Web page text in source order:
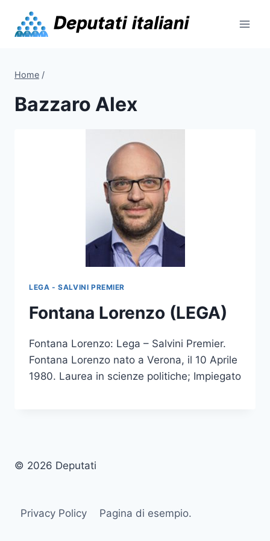
content
Home /
Bazzaro Alex
LEGA - SALVINI PREMIER
Fontana Lorenzo (LEGA)
Fontana Lorenzo: Lega – Salvini Premier.
Fontana Lorenzo nato a Verona, il 10 Aprile
1980. Laurea in scienze politiche; Impiegato
© 2026 Deputati
Privacy Policy Pagina di esempio.